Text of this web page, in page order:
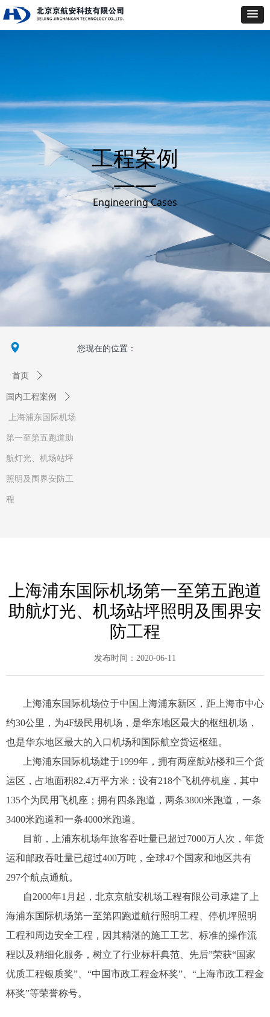
넹 您现在的位置：
首页 ꄲ
国内工程案例 ꄲ
上海浦东国际机场
第一至第五跑道助
航灯光、机场站坪
照明及围界安防工
程
上海浦东国际机场第一至第五跑道
助航灯光、机场站坪照明及围界安
防工程
上海浦东国际机场位于中国上海浦东新区，距上海市中心
约30公里，为4F级民用机场，是华东地区最大的枢纽机场，
也是华东地区最大的入口机场和国际航空货运枢纽。
上海浦东国际机场建于1999年，拥有两座航站楼和三个货
运区，占地面积82.4万平方米；设有218个飞机停机座，其中
135个为民用飞机座；拥有四条跑道，两条3800米跑道，一条
3400米跑道和一条4000米跑道。
目前，上浦东机场年旅客吞吐量已超过7000万人次，年货
运和邮政吞吐量已超过400万吨，全球47个国家和地区共有
297个航点通航。
自2000年1月起，北京京航安机场工程有限公司承建了上
海浦东国际机场第一至第四跑道航行照明工程、停机坪照明
工程和周边安全工程，因其精湛的施工工艺、标准的操作流
程以及精细化服务，树立了行业标杆典范、先后”荣获“国家
优质工程银质奖”、“中国市政工程金杯奖”、“上海市政工程金
杯奖”等荣誉称号。
发布时间： 2020-06-11
工程案例
——
Engineering Cases